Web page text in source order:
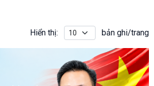
Hiển thị: bản ghi/trang